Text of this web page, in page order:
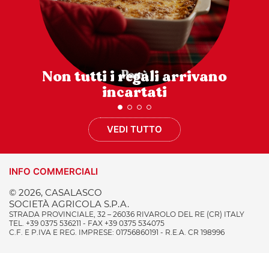
Non tutti i regali arrivano
incartati
VEDI TUTTO
INFO COMMERCIALI
© 2026, CASALASCO
SOCIETÀ AGRICOLA S.P.A.
STRADA PROVINCIALE, 32 – 26036 RIVAROLO DEL RE (CR) ITALY
TEL. +39 0375 536211 - FAX +39 0375 534075
C.F. E P.IVA E REG. IMPRESE: 01756860191 - R.E.A. CR 198996